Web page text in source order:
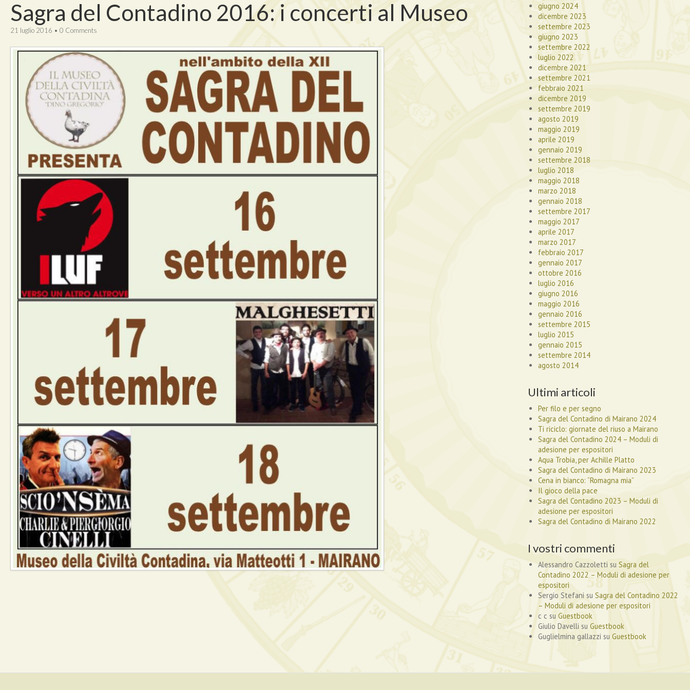
Sagra del Contadino 2016: i concerti al Museo
21 luglio 2016 • 0 Comments
giugno 2024
dicembre 2023
settembre 2023
giugno 2023
settembre 2022
luglio 2022
dicembre 2021
settembre 2021
febbraio 2021
dicembre 2019
settembre 2019
agosto 2019
maggio 2019
aprile 2019
gennaio 2019
settembre 2018
luglio 2018
maggio 2018
marzo 2018
gennaio 2018
settembre 2017
maggio 2017
aprile 2017
marzo 2017
febbraio 2017
gennaio 2017
ottobre 2016
luglio 2016
giugno 2016
maggio 2016
gennaio 2016
settembre 2015
luglio 2015
gennaio 2015
settembre 2014
agosto 2014
Ultimi articoli
Per filo e per segno
Sagra del Contadino di Mairano 2024
Ti riciclo: giornate del riuso a Mairano
Sagra del Contadino 2024 – Moduli di
adesione per espositori
Aqua Trobia, per Achille Platto
Sagra del Contadino di Mairano 2023
Cena in bianco: “Romagna mia”
Il gioco della pace
Sagra del Contadino 2023 – Moduli di
adesione per espositori
Sagra del Contadino di Mairano 2022
I vostri commenti
Alessandro Cazzoletti su Sagra del
Contadino 2022 – Moduli di adesione per
espositori
Sergio Stefani su Sagra del Contadino 2022
– Moduli di adesione per espositori
c c su Guestbook
Giulio Davelli su Guestbook
Guglielmina gallazzi su Guestbook